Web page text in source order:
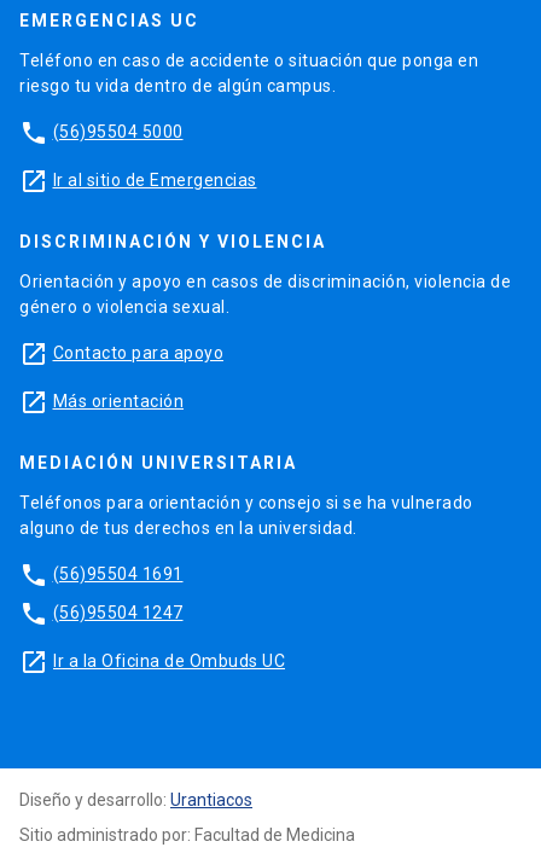
EMERGENCIAS UC
Teléfono en caso de accidente o situación que ponga en
riesgo tu vida dentro de algún campus.
phone (56)95504 5000
launch Ir al sitio de Emergencias
DISCRIMINACIÓN Y VIOLENCIA
Orientación y apoyo en casos de discriminación, violencia de
género o violencia sexual.
launch Contacto para apoyo
launch Más orientación
MEDIACIÓN UNIVERSITARIA
Teléfonos para orientación y consejo si se ha vulnerado
alguno de tus derechos en la universidad.
phone (56)95504 1691
phone (56)95504 1247
launch Ir a la Oficina de Ombuds UC
Diseño y desarrollo: Urantiacos
Sitio administrado por: Facultad de Medicina